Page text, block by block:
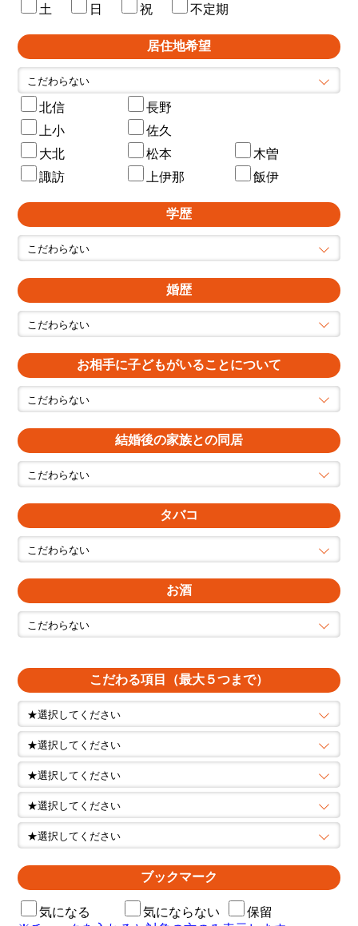
土
日 祝 不定期
居住地希望
北信
長野
上小
佐久
大北
松本
木曽
諏訪
上伊那 飯伊
学歴
婚歴
お相手に子どもがいることについて
結婚後の家族との同居
タバコ
お酒
こだわる項目（最大５つまで）
ブックマーク
気になる 気にならない
保留